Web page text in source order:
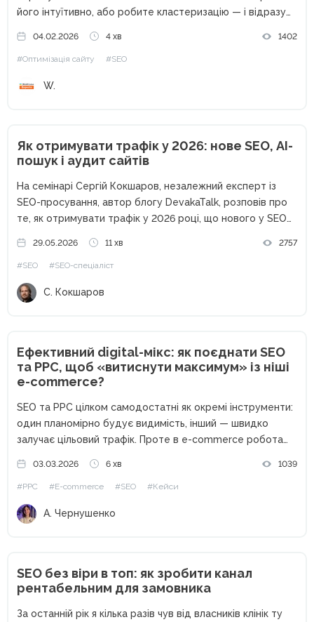
його інтуїтивно, або робите кластеризацію — і відразу
пріоритети, ризики канібалізації. Кластеризація ключових
слів — це не «ще...
04.02.2026 4 хв 1402
#Оптимізація сайту #SEO
W.
Як отримувати трафік у 2026: нове SEO, AI-
пошук і аудит сайтів
На семінарі Сергій Кокшаров, незалежний експерт із
SEO-просування, автор блогу DevakaTalk, розповів про
те, як отримувати трафік у 2026 році, що нового у SEO
Від класичного SEO до сучасного пошуку Останніми
роками...
29.05.2026 11 хв 2757
#SEO #SEO-спеціаліст
С. Кокшаров
Ефективний digital-мікс: як поєднати SEO
та PPC, щоб «витиснути максимум» із ніші
e-commerce?
SEO та PPC цілком самодостатні як окремі інструменти:
один планомірно будує видимість, інший — швидко
залучає цільовий трафік. Проте в e-commerce робота
загальний результат. На прикладі кейсу Webpromo та
Samsung Experience Store розберемо,...
03.03.2026 6 хв 1039
#PPC #E-commerce #SEO #Кейси
А. Чернушенко
SEO без віри в топ: як зробити канал
рентабельним для замовника
За останній рік я кілька разів чув від власників клінік ту